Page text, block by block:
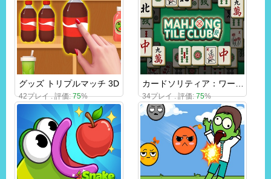
グッズ トリプルマッチ 3D
42プレイ . 評価:75% 34プレイ . 評価:75%